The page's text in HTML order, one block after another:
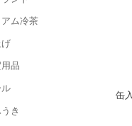
ム冷茶
品
き
缶